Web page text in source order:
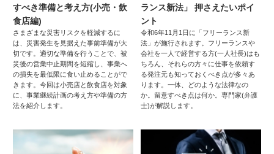
すべき準備と考え方(小売・飲
食店編)
さまざまな災害リスクを軽減するに
は、災害発生を見据えた事前準備が大
切です。適切な準備を行うことで、被
災後の営業中止期間を短縮し、事業へ
の損失を最低限に食い止めることがで
きます。今回は小売店と飲食店を対象
に、事業継続計画の考え方や準備の方
法を紹介します。
ランス新法」 押さえたいポイ
ント
令和6年11月1日に「フリーランス新
法」が施行されます。フリーランスや
会社を一人で経営する方(一人社長)はも
ちろん、それらの方々に仕事を依頼す
る発注元も知っておくべき点が多々あ
ります。一体、どのような法律なの
か。留意すべき点は何か。専門家(弁護
士)が解説します。